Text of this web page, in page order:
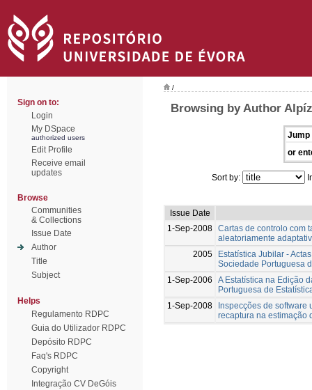
Sign on to:
Login
My DSpace
authorized users
Edit Profile
Receive email
updates
Browse
Communities
& Collections
Issue Date
Author
Title
Subject
Helps
Regulamento RDPC
Guia do Utilizador RDPC
Depósito RDPC
Faq's RDPC
Copyright
Integração CV DeGóis
/
Browsing by Author
Jump
or
Sort by:
Issue Date
1-Sep-2008 Cartas de controlo com
aleatoriamente
2005
Estatística Jubilar -
Sociedade Portuguesa
1-Sep-2006
A Estatística na Edição
Portuguesa de
1-Sep-2008
Inspecções de software
recaptura na estimação